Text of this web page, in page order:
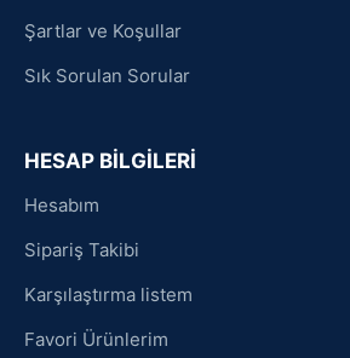
Şartlar ve Koşullar
Sık Sorulan Sorular
HESAP BİLGİLERİ
Hesabım
Sipariş Takibi
Karşılaştırma listem
Favori Ürünlerim